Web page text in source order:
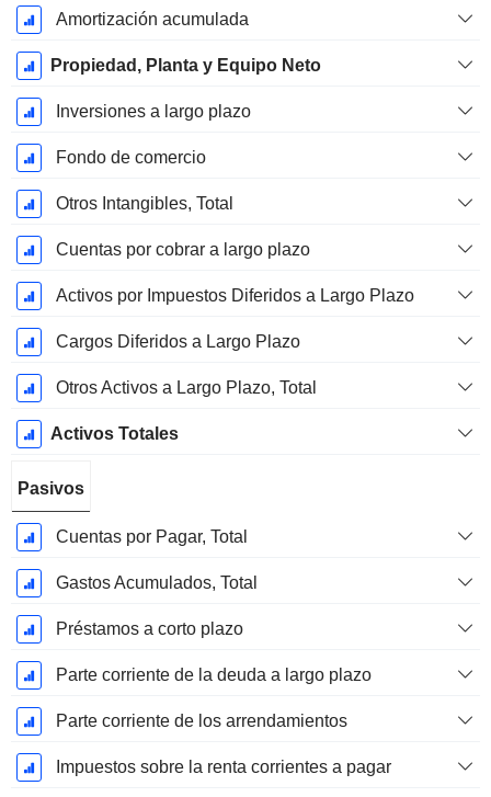
Amortización acumulada
Propiedad, Planta y Equipo Neto
Inversiones a largo plazo
Fondo de comercio
Otros Intangibles, Total
Cuentas por cobrar a largo plazo
Activos por Impuestos Diferidos a Largo Plazo
Cargos Diferidos a Largo Plazo
Otros Activos a Largo Plazo, Total
Activos Totales
Pasivos
Cuentas por Pagar, Total
Gastos Acumulados, Total
Préstamos a corto plazo
Parte corriente de la deuda a largo plazo
Parte corriente de los arrendamientos
Impuestos sobre la renta corrientes a pagar